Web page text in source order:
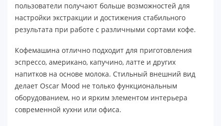
пользователи получают больше возможностей для
настройки экстракции и достижения стабильного
результата при работе с различными сортами кофе.
Кофемашина отлично подходит для приготовления
эспрессо, американо, капучино, латте и других
напитков на основе молока. Стильный внешний вид
делает Oscar Mood не только функциональным
оборудованием, но и ярким элементом интерьера
современной кухни или офиса.